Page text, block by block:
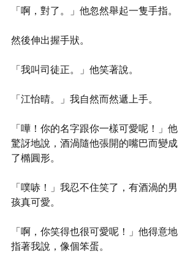
「啊，對了。」他忽然舉起一隻手指。
然後伸出握手狀。
「我叫司徒正。」他笑著說。
「江怡晴。」我自然而然遞上手。
「嘩！你的名字跟你一樣可愛呢！」他
驚訝地說，酒渦隨他張開的嘴巴而變成
了橢圓形。
「噗哧！」我忍不住笑了，有酒渦的男
孩真可愛。
「啊，你笑得也很可愛呢！」他得意地
指著我說，像個笨蛋。